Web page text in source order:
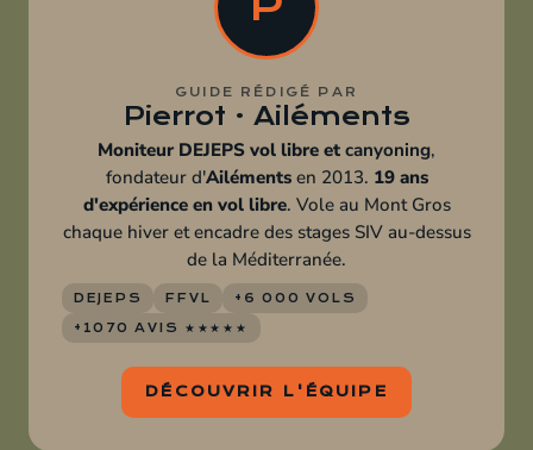
GUIDE RÉDIGÉ PAR
Pierrot · Ailéments
Moniteur DEJEPS vol libre et canyoning,
fondateur d'Ailémentsen 2013. 19 ans
d'expérience en vol libre. Vole au Mont Gros
chaque hiver et encadre des stages SIV au-dessus
de la Méditerranée.
DEJEPS FFVL
+6 000 VOLS
+1070 AVIS ★★★★★
DÉCOUVRIR L'ÉQUIPE